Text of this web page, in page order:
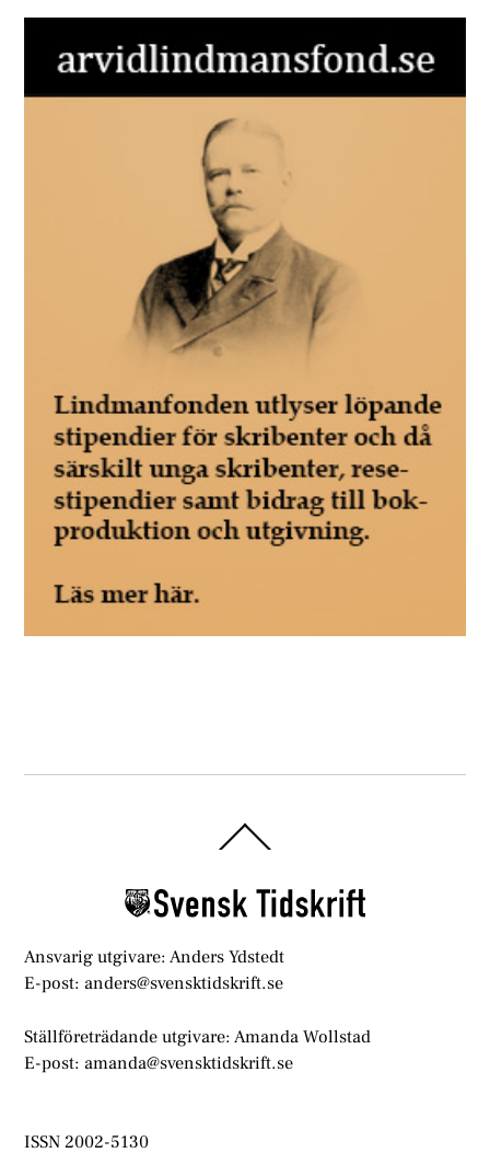
To
Ansvarig utgivare: Anders Ydstedt
E-post: anders@svensktidskrift.se
Ställföreträdande utgivare: Amanda Wollstad
E-post: amanda@svensktidskrift.se
ISSN 2002-5130